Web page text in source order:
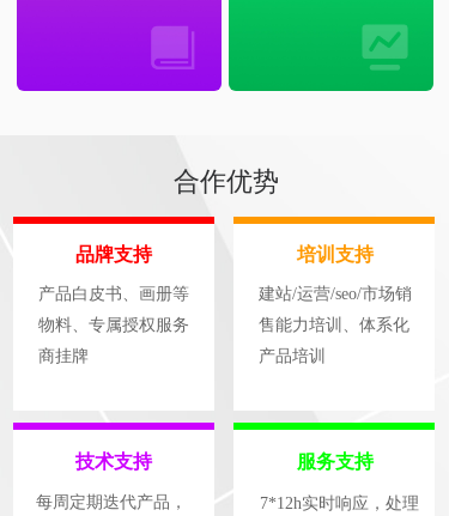
合作优势
品牌支持
产品白皮书、画册等
物料、专属授权服务
商挂牌
培训支持
建站/运营/seo/市场销
售能力培训、体系化
产品培训
技术支持
每周定期迭代产品，
服务支持
7*12h实时响应，处理